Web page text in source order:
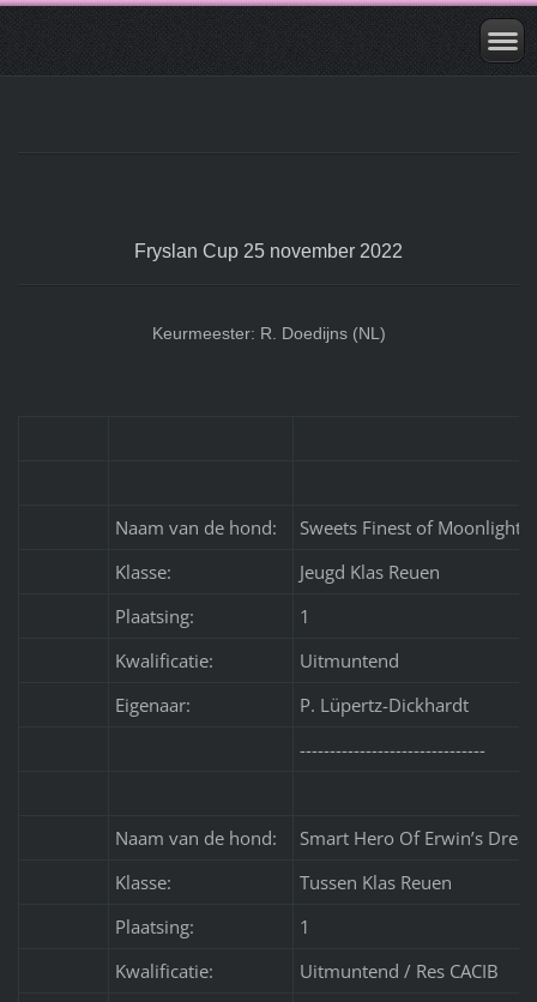
Fryslan Cup 25 november 2022
Keurmeester: R. Doedijns (NL)
Naam van de hond:
Sweets Finest of Moonlight
Klasse:
Jeugd Klas Reuen
Plaatsing:
1
Kwalificatie:
Uitmuntend
Eigenaar:
P. Lüpertz-Dickhardt
-------------------------------
Naam van de hond:
Smart Hero Of Erwin’s
Klasse:
Tussen Klas Reuen
Plaatsing:
1
Kwalificatie:
Uitmuntend / Res CACIB